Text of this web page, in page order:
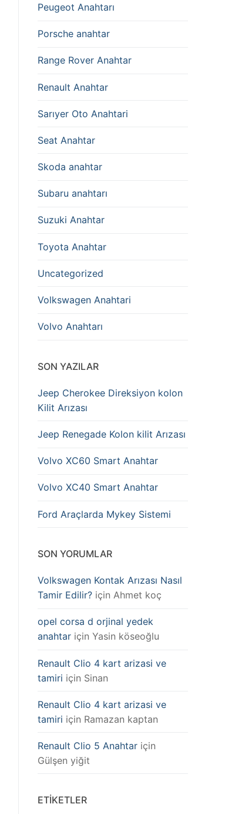
Peugeot Anahtarı
Porsche anahtar
Range Rover Anahtar
Renault Anahtar
Sarıyer Oto Anahtari
Seat Anahtar
Skoda anahtar
Subaru anahtarı
Suzuki Anahtar
Toyota Anahtar
Uncategorized
Volkswagen Anahtari
Volvo Anahtarı
SON YAZILAR
Jeep Cherokee Direksiyon kolon
Kilit Arızası
Jeep Renegade Kolon kilit Arızası
Volvo XC60 Smart Anahtar
Volvo XC40 Smart Anahtar
Ford Araçlarda Mykey Sistemi
SON YORUMLAR
Volkswagen Kontak Arızası Nasıl
Tamir Edilir? için Ahmet koç
opel corsa d orjinal yedek
anahtar için Yasin köseoğlu
Renault Clio 4 kart arizasi ve
tamiri için Sinan
Renault Clio 4 kart arizasi ve
tamiri için Ramazan kaptan
Renault Clio 5 Anahtar için
Gülşen yiğit
ETIKETLER